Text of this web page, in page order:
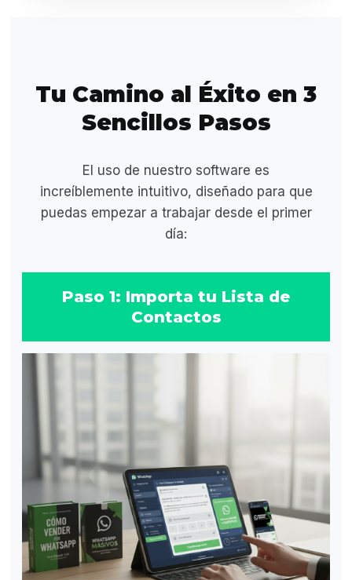
Tu Camino al Éxito en 3
Sencillos Pasos
El uso de nuestro software es
increíblemente intuitivo, diseñado para que
puedas empezar a trabajar desde el primer
día:
Paso 1: Importa tu Lista de
Contactos